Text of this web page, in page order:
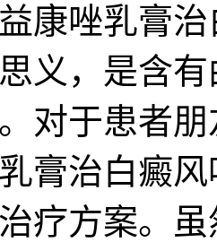
康唑乳膏
义，是含
对于患者
膏治白癜
疗方案。